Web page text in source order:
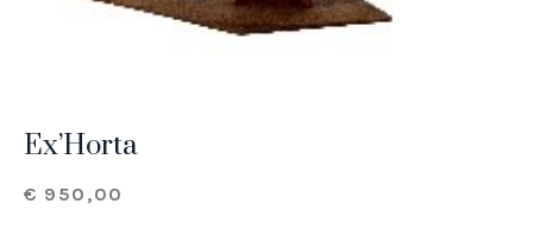
Ex’Horta
€ 950,00